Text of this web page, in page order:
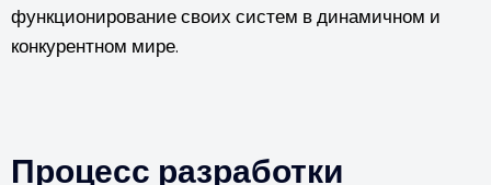
функционирование своих систем в динамичном и
конкурентном мире.
Процесс разработки